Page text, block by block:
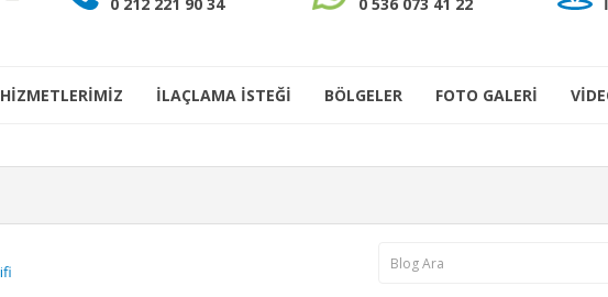
0 212 221 90 34
0 536 073 41 22
HİZMETLERİMİZ İLAÇLAMA İSTEĞİ BÖLGELER FOTO GALERİ